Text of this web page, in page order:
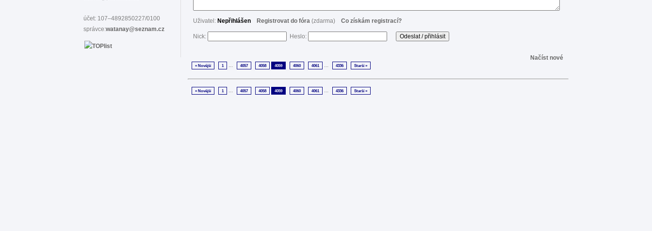
účet: 107–4892850227/0100
správce:watanay@seznam.cz
Uživatel: Nepřihlášen Registrovat do fóra (zdarma) Co získám registrací?
Nick: Heslo:
Načíst nové
« Novější 1 ... 4057 4058 4059 4060 4061 ... 4336 Starší »
« Novější 1 ... 4057 4058 4059 4060 4061 ... 4336 Starší »